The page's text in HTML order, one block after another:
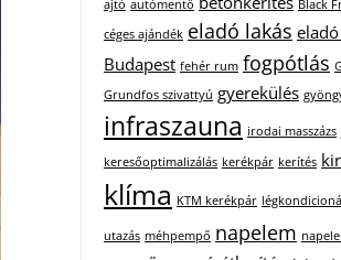
ajtó autómentő Black
céges ajándék eladó lakás
Budapest fehér rum fogpótlás
Grundfos szivattyú gyerekülés
infraszauna irodai masszázs
keresőoptimalizálás kerékpár kerítés
klíma KTM kerékpár
utazás méhpempő napelem